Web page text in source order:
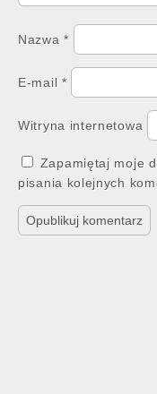
Nazwa*
E-mail *
Witryna internetowa
Zapamiętaj moje
pisania kolejnych